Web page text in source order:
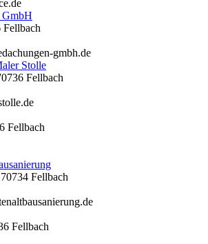
GmbH
Fellbach
gmbh.de
Stolle
Fellbach
Fellbach
Fellbach
Fellbach